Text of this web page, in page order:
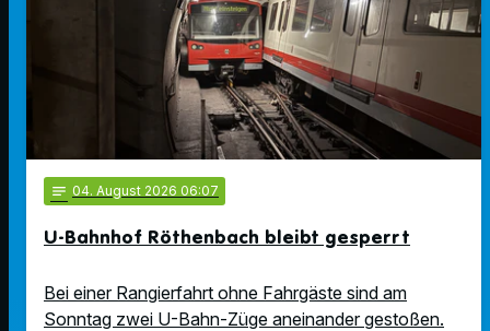
notes 04. August 2026 06:07
U-Bahnhof Röthenbach bleibt gesperrt
Bei einer Rangierfahrt ohne Fahrgäste sind am
Sonntag zwei U-Bahn-Züge aneinander gestoßen.